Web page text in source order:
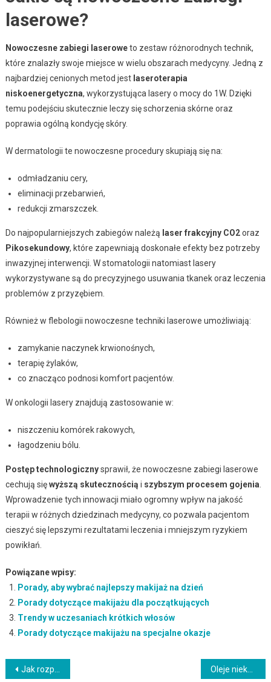
laserowe?
Nowoczesne zabiegi laseroweto zestaw różnorodnych technik,
które znalazły swoje miejsce w wielu obszarach medycyny. Jedną z
najbardziej cenionych metod jest laseroterapia
niskoenergetyczna, wykorzystująca lasery o mocy do 1W. Dzięki
temu podejściu skutecznie leczy się schorzenia skórne oraz
poprawia ogólną kondycję skóry.
W dermatologii te nowoczesne procedury skupiają się na:
odmładzaniu cery,
eliminacji przebarwień,
redukcji zmarszczek.
Do najpopularniejszych zabiegów należą laser frakcyjny CO2oraz
Pikosekundowy, które zapewniają doskonałe efekty bez potrzeby
inwazyjnej interwencji. W stomatologii natomiast lasery
wykorzystywane są do precyzyjnego usuwania tkanek oraz leczenia
problemów z przyzębiem.
Również w flebologii nowoczesne techniki laserowe umożliwiają:
zamykanie naczynek krwionośnych,
terapię żylaków,
co znacząco podnosi komfort pacjentów.
W onkologii lasery znajdują zastosowanie w:
niszczeniu komórek rakowych,
łagodzeniu bólu.
Postęp technologicznysprawił, że nowoczesne zabiegi laserowe
cechują sięwyższą skutecznością i szybszym procesem gojenia
Wprowadzenie tych innowacji miało ogromny wpływ na jakość
terapii w różnych dziedzinach medycyny, co pozwala pacjentom
cieszyć się lepszymi rezultatami leczenia i mniejszym ryzykiem
powikłań.
Powiązane wpisy:
Porady, aby wybrać najlepszy makijaż na dzień
Porady dotyczące makijażu dla początkujących
Trendy w uczesaniach krótkich włosów
Porady dotyczące makijażu na specjalne okazje
Nawigacja
Jak rozpoznać typ urody i dobrać idealne kolory? Oleje niekomedogenne – klucz do zdrowej cery trądzikowej